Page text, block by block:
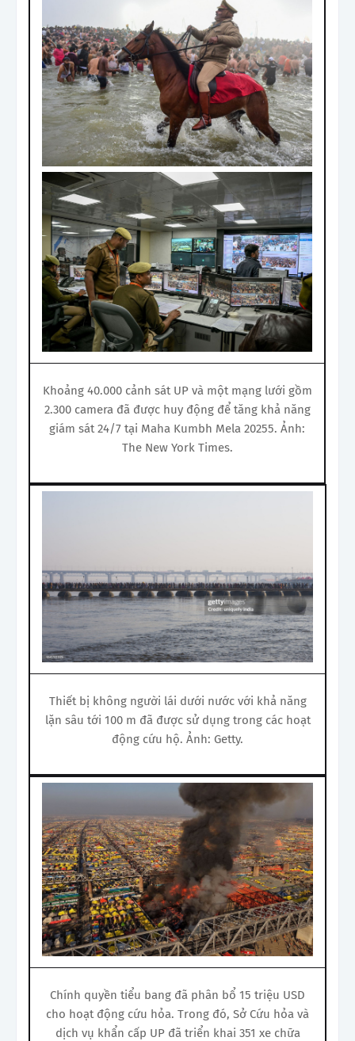
Khoảng 40.000 cảnh sát UP và một mạng lưới gồm
2.300 camera đã được huy động để tăng khả năng
giám sát 24/7 tại Maha Kumbh Mela 20255. Ảnh:
The New York Times.
Thiết bị không người lái dưới nước với khả năng
lặn sâu tới 100 m đã được sử dụng trong các hoạt
động cứu hộ. Ảnh: Getty.
Chính quyền tiểu bang đã phân bổ 15 triệu USD
cho hoạt động cứu hỏa. Trong đó, Sở Cứu hỏa và
dịch vụ khẩn cấp UP đã triển khai 351 xe chữa